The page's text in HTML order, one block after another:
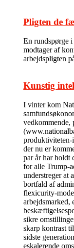
Pligten de
En rundspørge
modtager af
arbejdspligten
Kunstig
I vinter kom
vedkommende,
produktiviteten-
der nu er
par år har holdt
for alle Trump-
understreger at
bortfald af
flexicurity-
arbejdsmarked,
sikre
skarp kontrast
sidste
eskalerende